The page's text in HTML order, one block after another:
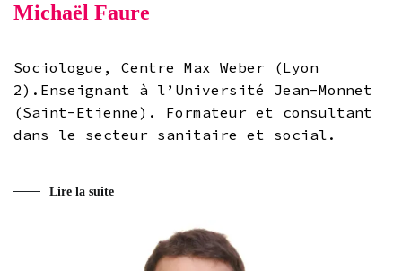
Michaël Faure
Sociologue, Centre Max Weber (Lyon
2).Enseignant à l’Université Jean-Monnet
(Saint-Etienne). Formateur et consultant
dans le secteur sanitaire et social.
Lire la suite